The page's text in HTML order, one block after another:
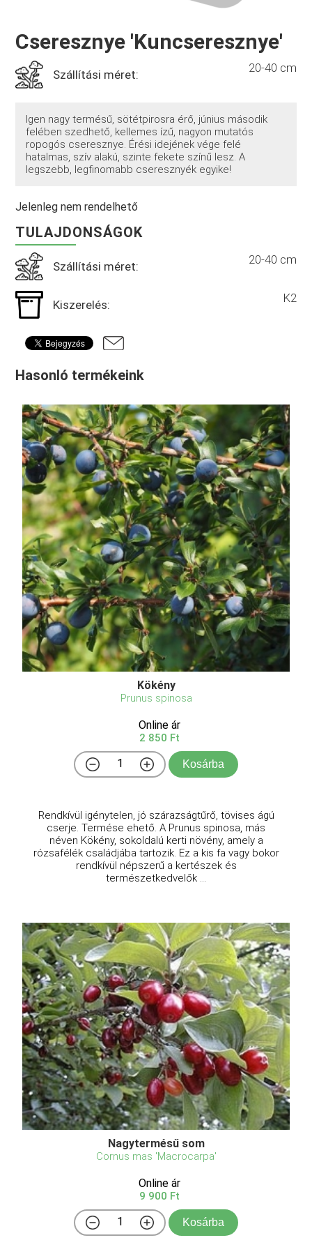
Cseresznye 'Kuncseresznye'
Szállítási méret: 20-40 cm
Igen nagy termésű, sötétpirosra érő, június második
felében szedhető, kellemes ízű, nagyon mutatós
ropogós cseresznye. Érési idejének vége felé
hatalmas, szív alakú, szinte fekete színű lesz. A
legszebb, legfinomabb cseresznyék egyike!
Jelenleg nem rendelhető
TULAJDONSÁGOK
Szállítási méret: 20-40 cm
Kiszerelés: K2
Hasonló termékeink
Kökény
Prunus spinosa
Online ár
2 850 Ft
Kosárba
Rendkívül igénytelen, jó szárazságtűrő, tövises ágú
cserje. Termése ehető. A Prunus spinosa, más
néven Kökény, sokoldalú kerti növény, amely a
rózsafélék családjába tartozik. Ez a kis fa vagy bokor
rendkívül népszerű a kertészek és
természetkedvelők ...
Nagytermésű som
Cornus mas 'Macrocarpa'
Online ár
9 900 Ft
Kosárba